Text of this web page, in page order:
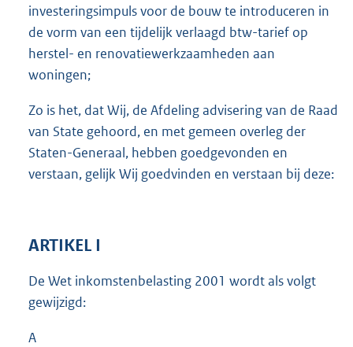
investeringsimpuls voor de bouw te introduceren in
de vorm van een tijdelijk verlaagd btw-tarief op
herstel- en renovatiewerkzaamheden aan
woningen;
Zo is het, dat Wij, de Afdeling advisering van de Raad
van State gehoord, en met gemeen overleg der
Staten-Generaal, hebben goedgevonden en
verstaan, gelijk Wij goedvinden en verstaan bij deze:
ARTIKEL I
De Wet inkomstenbelasting 2001 wordt als volgt
gewijzigd:
A